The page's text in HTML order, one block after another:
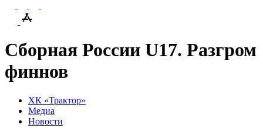
Сборная России U17. Разгром
финнов
ХК «Трактор»
Медиа
Новости